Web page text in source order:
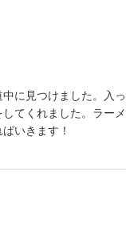
に見つけました。入
てくれました。ラー
いきます！